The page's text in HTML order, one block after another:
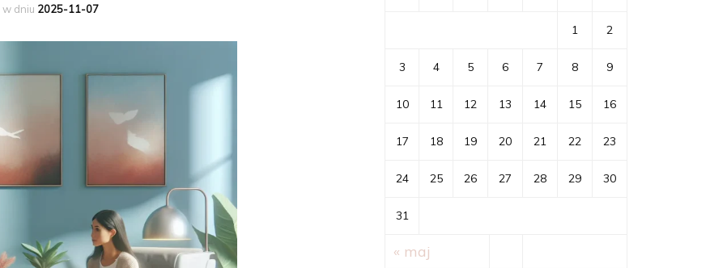
w dniu 2025-11-07
1 2
3 4 5 6 7 8 9
10 11 12 13 14 15 16
17 18 19 20 21 22 23
24 25 26 27 28 29 30
31
« maj